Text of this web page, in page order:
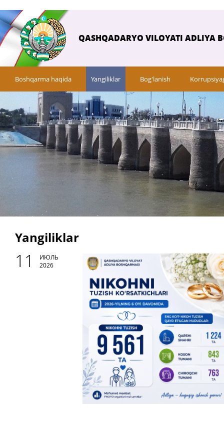
QASHQADARYO VILOYATI ADLIYA
Boshqarma haqida Yangiliklar Bog'lanish
Yangiliklar
11
ИЮЛЬ
2026